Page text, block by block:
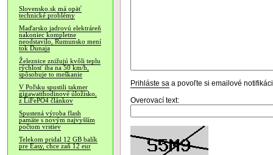
Slovensko.sk má opäť
technické problémy
Maďarsko jadrovú elektráreň
nakoniec kompletne
neodstavilo, Rumunsko mení
tok Dunaja
Železnice znižujú kvôli teplu
rýchlosť iba na 50 km/h,
spôsobuje to meškanie
V Poľsku spustili takmer
gigawatthodinové úložisko,
z LiFePO4 článkov
Spustená výroba flash
pamäte s novým najvyšším
počtom vrstiev
Telekom pridal 12 GB balík
pre Easy, chce zaň 12 eur
Prihláste sa a povoľte si emailové
Overovací text: